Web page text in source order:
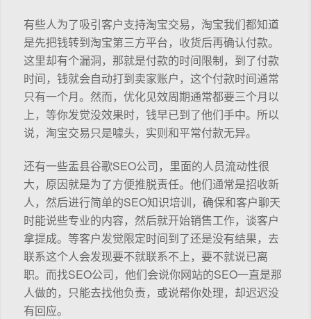
有些人为了吸引客户支持淘宝交易，淘宝我们都知道
是先把钱转到淘宝第三方平台，收货后再确认付款。
这里却有个漏洞，那就是付款的时间限制，到了付款
时间，钱就会自动打到卖家账户，这个付款时间通常
只有一个月。然而，优化见效周期通常都要三个月以
上，等你发觉没效果时，钱早已到了他们手中。所以
说，淘宝交易只是噱头，实则和平常付款无异。
还有一些盂县谷歌SEO公司，里面的人员流动性很
大，原因就是为了方便推脱责任。他们通常是招收新
人，然后进行简单的SEO知识培训，确保和客户聊天
时能说些专业的内容，然后就开始销售工作，谈客户
拿提成。等客户发觉限定时间到了还是没有结果，去
联系这个人会发现要不就联系不上，要不就说已离
职。而找SEO公司，他们会说你网站的SEO一直是那
人做的，只能去找他负责，或说帮你处理，却迟迟没
有回应。